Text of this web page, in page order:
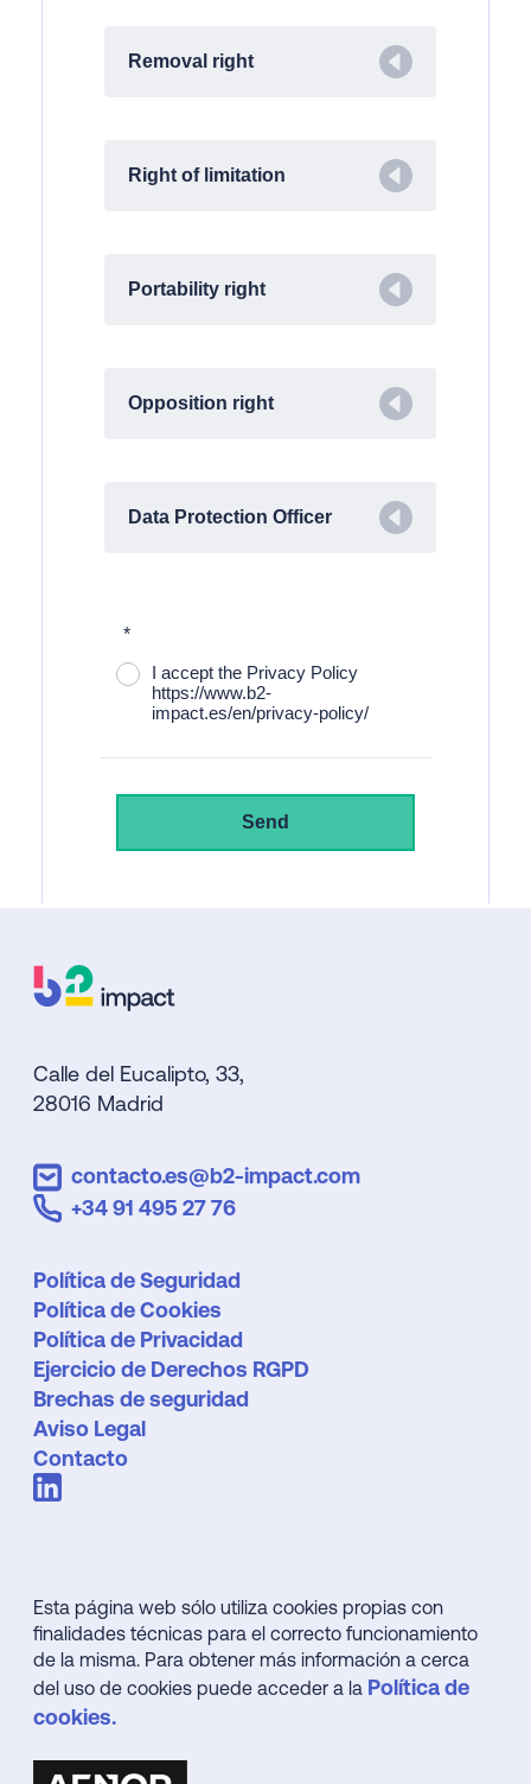
Calle del Eucalipto, 33,
28016 Madrid
contacto.es@b2-impact.com
+34 91 495 27 76
Política de Seguridad
Política de Cookies
Política de Privacidad
Ejercicio de Derechos RGPD
Brechas de seguridad
Aviso Legal
Contacto
Esta página web sólo utiliza cookies propias con
finalidades técnicas para el correcto funcionamiento
de la misma. Para obtener más información a cerca
del uso de cookies puede acceder a la Política de
cookies.